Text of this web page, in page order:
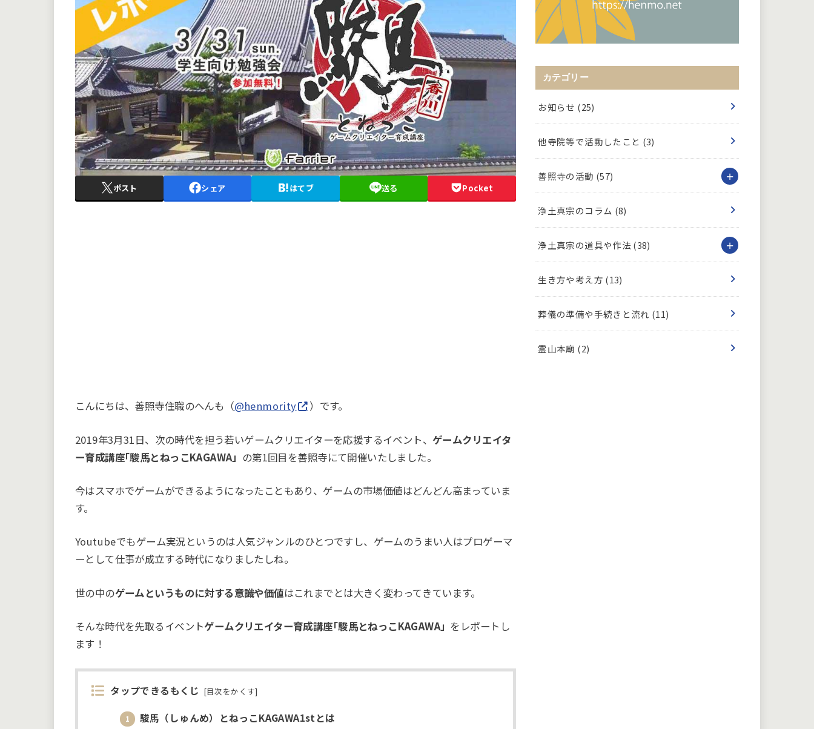
ポスト シェア はてブ 送る Pocket
こんにちは、善照寺住職のへんも（@henmority ）です。
2019年3月31日、次の時代を担う若いゲームクリエイターを応援するイベント、 ゲームクリエイタ
ー育成講座｢駿馬とねっこKAGAWA」 の第1回目を善照寺にて開催いたしました。
今はスマホでゲームができるようになったこともあり、ゲームの市場価値はどんどん高まっていま
す。
Youtubeでもゲーム実況というのは人気ジャンルのひとつですし、ゲームのうまい人はプロゲーマ
ーとして仕事が成立する時代になりましたしね。
世の中のゲームというものに対する意識や価値はこれまでとは大きく変わってきています。
そんな時代を先取るイベントゲームクリエイター育成講座｢駿馬とねっこKAGAWA」 をレポートし
ます！
タップできるもくじ [目次をかくす]
1 駿馬（しゅんめ）とねっこKAGAWA1stとは
カテゴリー
お知らせ (25)
他寺院等で活動したこと (3)
善照寺の活動 (57)
浄土真宗のコラム (8)
浄土真宗の道具や作法(38)
生き方や考え方 (13)
葬儀の準備や手続きと流れ (11)
霊山本廟 (2)